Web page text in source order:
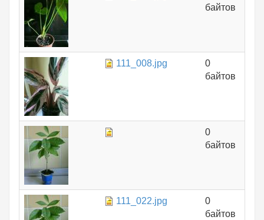
байтов
111_008.jpg
0
байтов
0
байтов
111_022.jpg
0
байтов